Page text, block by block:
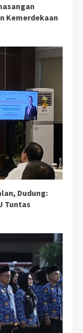
Kemerdekaan
Dudung:
Tuntas